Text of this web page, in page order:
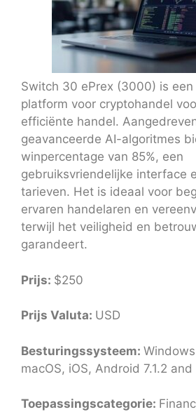
Switch 30 ePrex (3000) is
platform voor cryptohandel
efficiënte handel.
geavanceerde AI-algoritmes
winpercentage van 85%, een
gebruiksvriendelijke interface
tarieven. Het is ideaal voor
ervaren handelaren en
terwijl het veiligheid en
garandeert.
Prijs: $250
Prijs Valuta: USD
Besturingssysteem:
macOS, iOS, Android 7.1.2
Toepassingscategorie: